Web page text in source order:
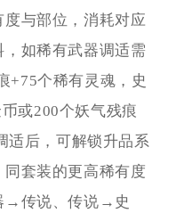
与部位，消耗对应
如稀有武器调适需
+75个稀有灵魂，史
或200个妖气残痕
适后，可解锁升品系
套装的更高稀有度
→传说、传说→史